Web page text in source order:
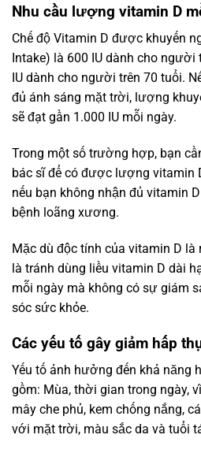
Nhu cầu lượng vitamin D
Chế độ Vitamin D được khuyến
Intake) là 600 IU dành cho
IU dành cho người trên 70 tuổi.
đủ ánh sáng mặt trời, lượng
sẽ đạt gần 1.000 IU mỗi ngày.
Trong một số trường hợp, bạn
bác sĩ để có được lượng vitamin
nếu bạn không nhận đủ vitamin
bệnh loãng xương.
Mặc dù độc tính của vitamin D
là tránh dùng liều vitamin D dài
mỗi ngày mà không có sự giám
sóc sức khỏe.
Các yếu tố gây giảm hấp
Yếu tố ảnh hưởng đến khả năng
gồm: Mùa, thời gian trong ngày,
mây che phủ, kem chống nắng,
với mặt trời, màu sắc da và tuổi